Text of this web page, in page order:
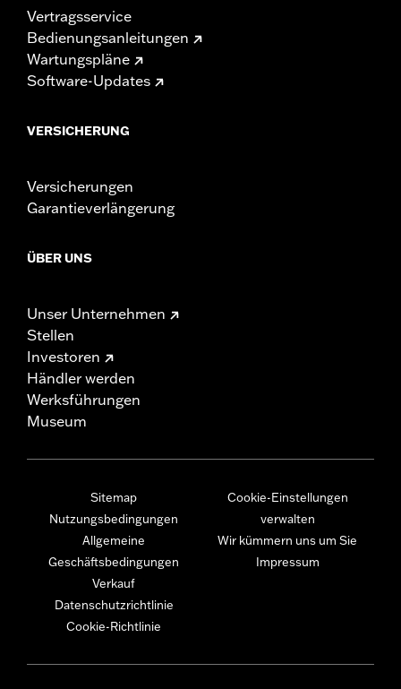
Vertragsservice
Bedienungsanleitungen
Wartungspläne
Software-Updates
VERSICHERUNG
Versicherungen
Garantieverlängerung
ÜBER UNS
Unser Unternehmen
Stellen
Investoren
Händler werden
Werksführungen
Museum
Sitemap
Nutzungsbedingungen
Allgemeine
Geschäftsbedingungen
Verkauf
Datenschutzrichtlinie
Cookie-Richtlinie
Cookie-Einstellungen
verwalten
Wir kümmern uns um Sie
Impressum